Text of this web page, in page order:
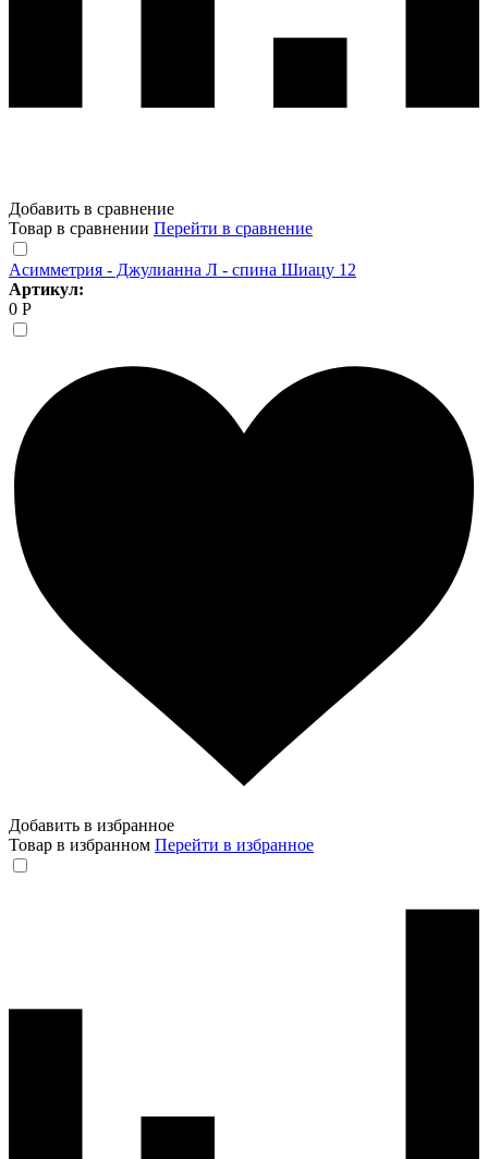
Добавить в сравнение
Товар в сравнении Перейти в сравнение
Асимметрия - Джулианна Л - спина Шиацу 12
Артикул:
0 Р
Добавить в избранное
Товар в избранном Перейти в избранное